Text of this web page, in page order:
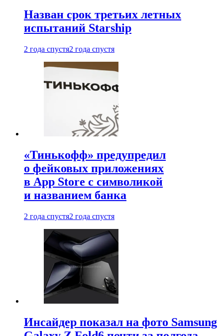
Назван срок третьих летных
испытаний Starship
2 года спустя2 года спустя
«Тинькофф» предупредил
о фейковых приложениях
в App Store с символикой
и названием банка
2 года спустя2 года спустя
Инсайдер показал на фото Samsung